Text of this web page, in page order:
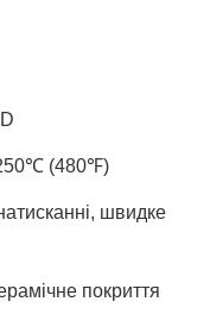
(480℉)
швидке
покриття